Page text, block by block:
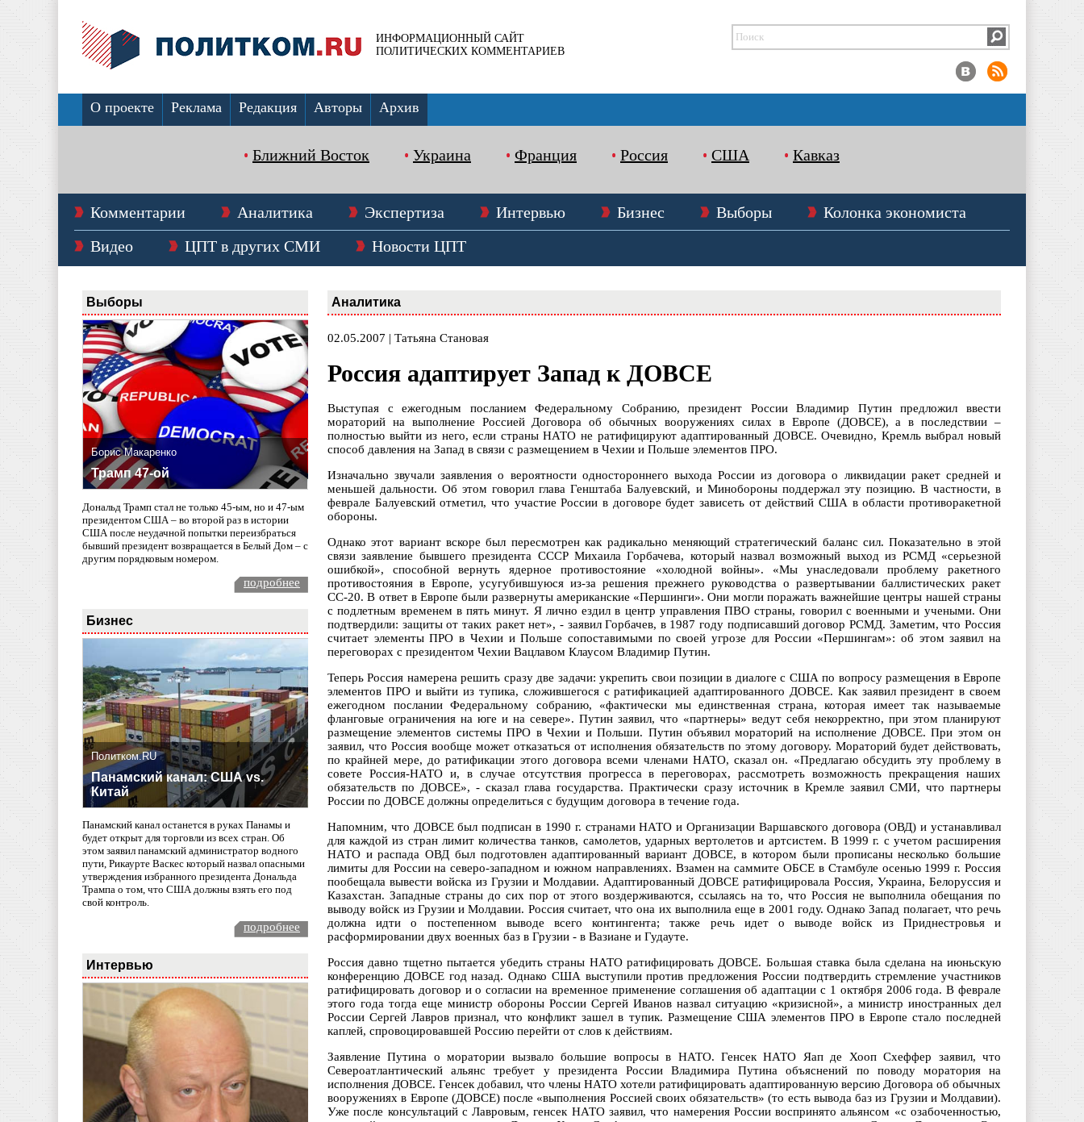
ИНФОРМАЦИОННЫЙ САЙТ
ПОЛИТИЧЕСКИХ КОММЕНТАРИЕВ
О проекте Реклама Редакция Авторы Архив
Ближний Восток Украина Франция Россия США Кавказ
Комментарии Аналитика Экспертиза Интервью Бизнес Выборы
Колонка экономиста
Видео
ЦПТ в других СМИ Новости ЦПТ
Выборы
Борис Макаренко
Трамп 47-ой
Дональд Трамп стал не только 45-ым, но и 47-ым
президентом США – во второй раз в истории
США после неудачной попытки переизбраться
бывший президент возвращается в Белый Дом – с
другим порядковым номером.
подробнее
Бизнес
Политком.RU
Панамский канал: США vs.
Китай
Панамский канал останется в руках Панамы и
будет открыт для торговли из всех стран. Об
этом заявил панамский администратор водного
пути, Рикаурте Васкес который назвал опасными
утверждения избранного президента Дональда
Трампа о том, что США должны взять его под
свой контроль.
подробнее
Интервью
Аналитика
02.05.2007 | Татьяна Становая
Россия адаптирует Запад к ДОВСЕ
Выступая с ежегодным посланием Федеральному Собранию, президент России Владимир Путин предложил ввести
мораторий на выполнение Россией Договора об обычных вооружениях силах в Европе (ДОВСЕ), а в последствии –
полностью выйти из него, если страны НАТО не ратифицируют адаптированный ДОВСЕ. Очевидно, Кремль выбрал новый
способ давления на Запад в связи с размещением в Чехии и Польше элементов ПРО.
Изначально звучали заявления о вероятности одностороннего выхода России из договора о ликвидации ракет средней и
меньшей дальности. Об этом говорил глава Генштаба Балуевский, и Минобороны поддержал эту позицию. В частности, в
феврале Балуевский отметил, что участие России в договоре будет зависеть от действий США в области противоракетной
обороны.
Однако этот вариант вскоре был пересмотрен как радикально меняющий стратегический баланс сил. Показательно в этой
связи заявление бывшего президента СССР Михаила Горбачева, который назвал возможный выход из РСМД «серьезной
ошибкой», способной вернуть ядерное противостояние «холодной войны». «Мы унаследовали проблему ракетного
противостояния в Европе, усугубившуюся из-за решения прежнего руководства о развертывании баллистических ракет
СС-20. В ответ в Европе были развернуты американские «Першинги». Они могли поражать важнейшие центры нашей страны
с подлетным временем в пять минут. Я лично ездил в центр управления ПВО страны, говорил с военными и учеными. Они
подтвердили: защиты от таких ракет нет», - заявил Горбачев, в 1987 году подписавший договор РСМД. Заметим, что Россия
считает элементы ПРО в Чехии и Польше сопоставимыми по своей угрозе для России «Першингам»: об этом заявил на
переговорах с президентом Чехии Вацлавом Клаусом Владимир Путин.
Теперь Россия намерена решить сразу две задачи: укрепить свои позиции в диалоге с США по вопросу размещения в Европе
элементов ПРО и выйти из тупика, сложившегося с ратификацией адаптированного ДОВСЕ. Как заявил президент в своем
ежегодном послании Федеральному собранию, «фактически мы единственная страна, которая имеет так называемые
фланговые ограничения на юге и на севере». Путин заявил, что «партнеры» ведут себя некорректно, при этом планируют
размещение элементов системы ПРО в Чехии и Польши. Путин объявил мораторий на исполнение ДОВСЕ. При этом он
заявил, что Россия вообще может отказаться от исполнения обязательств по этому договору. Мораторий будет действовать,
по крайней мере, до ратификации этого договора всеми членами НАТО, сказал он. «Предлагаю обсудить эту проблему в
совете Россия-НАТО и, в случае отсутствия прогресса в переговорах, рассмотреть возможность прекращения наших
обязательств по ДОВСЕ», - сказал глава государства. Практически сразу источник в Кремле заявил СМИ, что партнеры
России по ДОВСЕ должны определиться с будущим договора в течение года.
Напомним, что ДОВСЕ был подписан в 1990 г. странами НАТО и Организации Варшавского договора (ОВД) и устанавливал
для каждой из стран лимит количества танков, самолетов, ударных вертолетов и артсистем. В 1999 г. с учетом расширения
НАТО и распада ОВД был подготовлен адаптированный вариант ДОВСЕ, в котором были прописаны несколько большие
лимиты для России на северо-западном и южном направлениях. Взамен на саммите ОБСЕ в Стамбуле осенью 1999 г. Россия
пообещала вывести войска из Грузии и Молдавии. Адаптированный ДОВСЕ ратифицировала Россия, Украина, Белоруссия и
Казахстан. Западные страны до сих пор от этого воздерживаются, ссылаясь на то, что Россия не выполнила обещания по
выводу войск из Грузии и Молдавии. Россия считает, что она их выполнила еще в 2001 году. Однако Запад полагает, что речь
должна идти о постепенном выводе всего контингента; также речь идет о выводе войск из Приднестровья и
расформировании двух военных баз в Грузии - в Вазиане и Гудауте.
Россия давно тщетно пытается убедить страны НАТО ратифицировать ДОВСЕ. Большая ставка была сделана на июньскую
конференцию ДОВСЕ год назад. Однако США выступили против предложения России подтвердить стремление участников
ратифицировать договор и о согласии на временное применение соглашения об адаптации с 1 октября 2006 года. В феврале
этого года тогда еще министр обороны России Сергей Иванов назвал ситуацию «кризисной», а министр иностранных дел
России Сергей Лавров признал, что конфликт зашел в тупик. Размещение США элементов ПРО в Европе стало последней
каплей, спровоцировавшей Россию перейти от слов к действиям.
Заявление Путина о моратории вызвало большие вопросы в НАТО. Генсек НАТО Яап де Хооп Схеффер заявил, что
Североатлантический альянс требует у президента России Владимира Путина объяснений по поводу моратория на
исполнения ДОВСЕ. Генсек добавил, что члены НАТО хотели ратифицировать адаптированную версию Договора об обычных
вооружениях в Европе (ДОВСЕ) после «выполнения Россией своих обязательств» (то есть вывода баз из Грузии и Молдавии).
Уже после консультаций с Лавровым, генсек НАТО заявил, что намерения России воспринято альянсом «с озабоченностью,